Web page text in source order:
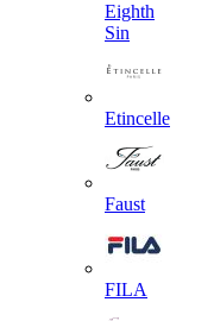
Eighth
Sin
Etincelle
Faust
FILA